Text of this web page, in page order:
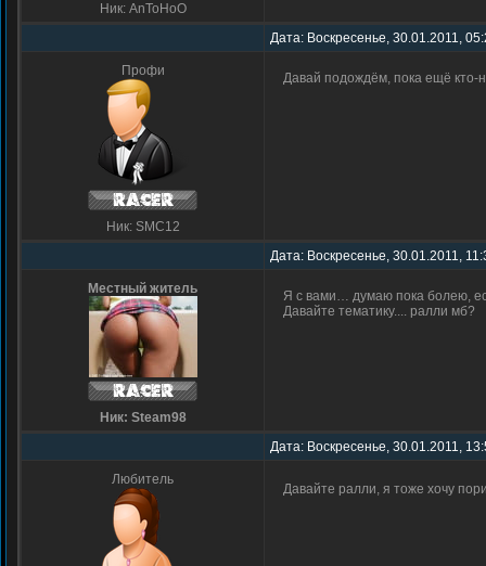
Ник: AnToHoO
Дата: Воскресенье, 30.01.2011,
Профи
Ник: SMC12
Давай подождём, пока ещё кто-
Дата: Воскресенье, 30.01.2011,
Местный житель
Ник: Steam98
Я с вами… думаю пока болею,
Давайте тематику.... ралли мб?
Дата: Воскресенье, 30.01.2011,
Любитель
Давайте ралли, я тоже хочу